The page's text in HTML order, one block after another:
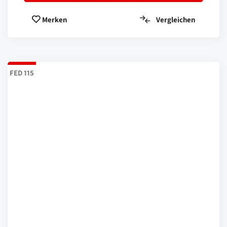
Merken Vergleichen
FED 115